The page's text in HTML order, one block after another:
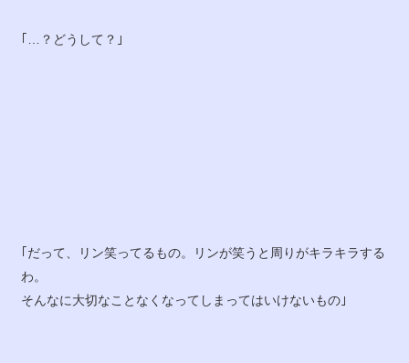
｢…？どうして？｣
｢だって、リン笑ってるもの。リンが笑うと周りがキラキラする
わ。
そんなに大切なことなくなってしまってはいけないもの｣